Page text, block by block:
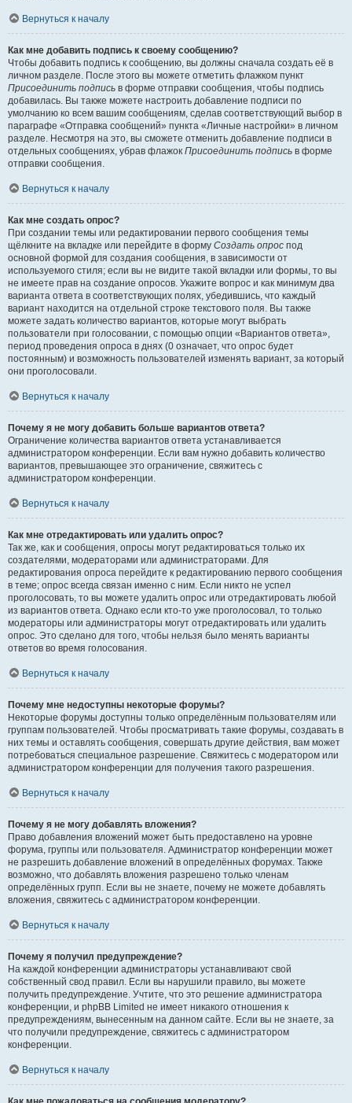
Вернуться к началу
Как мне добавить подпись к своему сообщению?
Чтобы добавить подпись к сообщению, вы должны сначала создать её в
личном разделе. После этого вы можете отметить флажком пункт
Присоединить подпись в форме отправки сообщения, чтобы подпись
добавилась. Вы также можете настроить добавление подписи по
умолчанию ко всем вашим сообщениям, сделав соответствующий выбор в
параграфе «Отправка сообщений» пункта «Личные настройки» в личном
разделе. Несмотря на это, вы сможете отменить добавление подписи в
отдельных сообщениях, убрав флажок Присоединить подпись в форме
отправки сообщения.
Вернуться к началу
Как мне создать опрос?
При создании темы или редактировании первого сообщения темы
щёлкните на вкладке или перейдите в форму Создать опрос под
основной формой для создания сообщения, в зависимости от
используемого стиля; если вы не видите такой вкладки или формы, то вы
не имеете прав на создание опросов. Укажите вопрос и как минимум два
варианта ответа в соответствующих полях, убедившись, что каждый
вариант находится на отдельной строке текстового поля. Вы также
можете задать количество вариантов, которые могут выбрать
пользователи при голосовании, с помощью опции «Вариантов ответа»,
период проведения опроса в днях (0 означает, что опрос будет
постоянным) и возможность пользователей изменять вариант, за который
они проголосовали.
Вернуться к началу
Почему я не могу добавить больше вариантов ответа?
Ограничение количества вариантов ответа устанавливается
администратором конференции. Если вам нужно добавить количество
вариантов, превышающее это ограничение, свяжитесь с
администратором конференции.
Вернуться к началу
Как мне отредактировать или удалить опрос?
Так же, как и сообщения, опросы могут редактироваться только их
создателями, модераторами или администраторами. Для
редактирования опроса перейдите к редактированию первого сообщения
в теме; опрос всегда связан именно с ним. Если никто не успел
проголосовать, то вы можете удалить опрос или отредактировать любой
из вариантов ответа. Однако если кто-то уже проголосовал, то только
модераторы или администраторы могут отредактировать или удалить
опрос. Это сделано для того, чтобы нельзя было менять варианты
ответов во время голосования.
Вернуться к началу
Почему мне недоступны некоторые форумы?
Некоторые форумы доступны только определённым пользователям или
группам пользователей. Чтобы просматривать такие форумы, создавать в
них темы и оставлять сообщения, совершать другие действия, вам может
потребоваться специальное разрешение. Свяжитесь с модератором или
администратором конференции для получения такого разрешения.
Вернуться к началу
Почему я не могу добавлять вложения?
Право добавления вложений может быть предоставлено на уровне
форума, группы или пользователя. Администратор конференции может
не разрешить добавление вложений в определённых форумах. Также
возможно, что добавлять вложения разрешено только членам
определённых групп. Если вы не знаете, почему не можете добавлять
вложения, свяжитесь с администратором конференции.
Вернуться к началу
Почему я получил предупреждение?
На каждой конференции администраторы устанавливают свой
собственный свод правил. Если вы нарушили правило, вы можете
получить предупреждение. Учтите, что это решение администратора
конференции, и phpBB Limited не имеет никакого отношения к
предупреждениям, вынесенным на данном сайте. Если вы не знаете, за
что получили предупреждение, свяжитесь с администратором
конференции.
Вернуться к началу